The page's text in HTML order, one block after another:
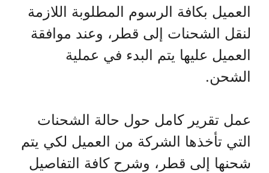
العميل بكافة الرسوم المطلوبة اللازمة
لنقل الشحنات إلى قطر، وعند موافقة
العميل عليها يتم البدء في عملية
الشحن.
عمل تقرير كامل حول حالة الشحنات
التي تأخذها الشركة من العميل لكي يتم
شحنها إلى قطر، وشرح كافة التفاصيل